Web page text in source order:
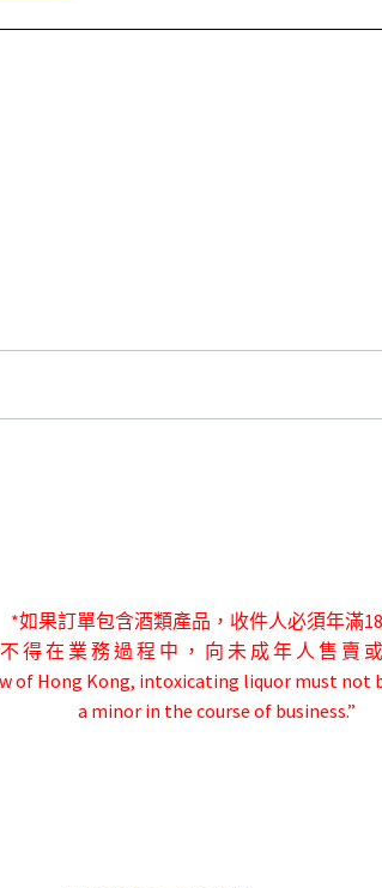
*如果訂單包含酒類產品，收件人必須年滿
得 在 業 務 過 程 中 ， 向 未 成 年 人 售 賣
of Hong Kong, intoxicating liquor must not
a minor in the course of business.”